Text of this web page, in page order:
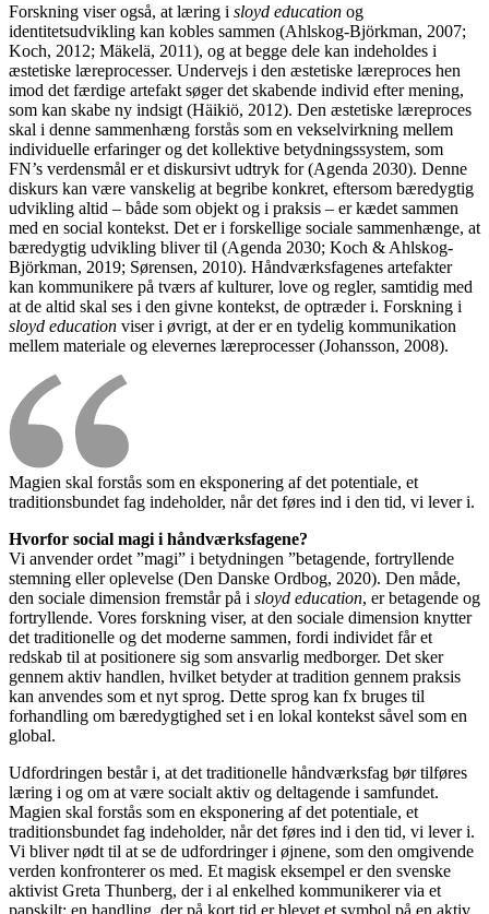
Forskning viser også, at læring i sloyd education og
identitetsudvikling kan kobles sammen (Ahlskog-Björkman, 2007;
Koch, 2012; Mäkelä, 2011), og at begge dele kan indeholdes i
æstetiske læreprocesser. Undervejs i den æstetiske læreproces hen
imod det færdige artefakt søger det skabende individ efter mening,
som kan skabe ny indsigt (Häikiö, 2012). Den æstetiske læreproces
skal i denne sammenhæng forstås som en vekselvirkning mellem
individuelle erfaringer og det kollektive betydningssystem, som
FN’s verdensmål er et diskursivt udtryk for (Agenda 2030). Denne
diskurs kan være vanskelig at begribe konkret, eftersom bæredygtig
udvikling altid – både som objekt og i praksis – er kædet sammen
med en social kontekst. Det er i forskellige sociale sammenhænge, at
bæredygtig udvikling bliver til (Agenda 2030; Koch & Ahlskog-
Björkman, 2019; Sørensen, 2010). Håndværksfagenes artefakter
kan kommunikere på tværs af kulturer, love og regler, samtidig med
at de altid skal ses i den givne kontekst, de optræder i. Forskning i
sloyd education viser i øvrigt, at der er en tydelig kommunikation
mellem materiale og elevernes læreprocesser (Johansson, 2008).
Magien skal forstås som en eksponering af det potentiale, et
traditionsbundet fag indeholder, når det føres ind i den tid, vi lever i.
Hvorfor social magi i håndværksfagene?
Vi anvender ordet ”magi” i betydningen ”betagende, fortryllende
stemning eller oplevelse (Den Danske Ordbog, 2020). Den måde,
den sociale dimension fremstår på i sloyd education, er betagende og
fortryllende. Vores forskning viser, at den sociale dimension knytter
det traditionelle og det moderne sammen, fordi individet får et
redskab til at positionere sig som ansvarlig medborger. Det sker
gennem aktiv handlen, hvilket betyder at tradition gennem praksis
kan anvendes som et nyt sprog. Dette sprog kan fx bruges til
forhandling om bæredygtighed set i en lokal kontekst såvel som en
global.
Udfordringen består i, at det traditionelle håndværksfag bør tilføres
læring i og om at være socialt aktiv og deltagende i samfundet.
Magien skal forstås som en eksponering af det potentiale, et
traditionsbundet fag indeholder, når det føres ind i den tid, vi lever i.
Vi bliver nødt til at se de udfordringer i øjnene, som den omgivende
verden konfronterer os med. Et magisk eksempel er den svenske
aktivist Greta Thunberg, der i al enkelhed kommunikerer via et
papskilt; en handling, der på kort tid er blevet et symbol på en aktiv